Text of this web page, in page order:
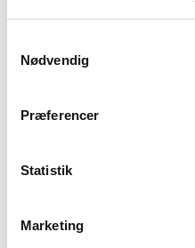
Nødvendig
Præferencer
Statistik
Marketing
hourglass_full 10. januar,
virksomheden.